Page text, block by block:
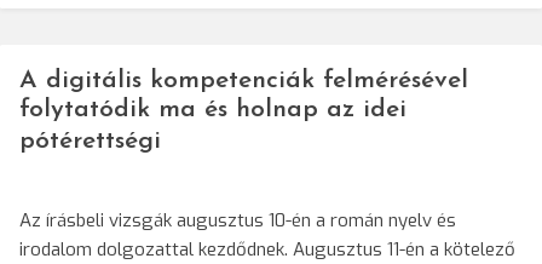
A digitális kompetenciák felmérésével
folytatódik ma és holnap az idei
pótérettségi
Az írásbeli vizsgák augusztus 10-én a román nyelv és
irodalom dolgozattal kezdődnek. Augusztus 11-én a kötelező